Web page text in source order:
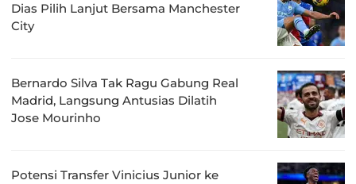
Dias Pilih Lanjut Bersama Manchester
City
Bernardo Silva Tak Ragu Gabung Real
Madrid, Langsung Antusias Dilatih
Jose Mourinho
Potensi Transfer Vinicius Junior ke